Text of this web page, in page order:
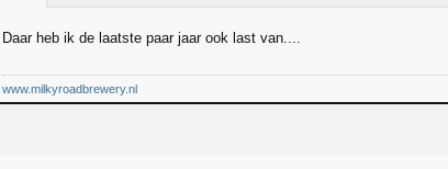
Daar heb ik de laatste paar jaar ook last van....
www.milkyroadbrewery.nl